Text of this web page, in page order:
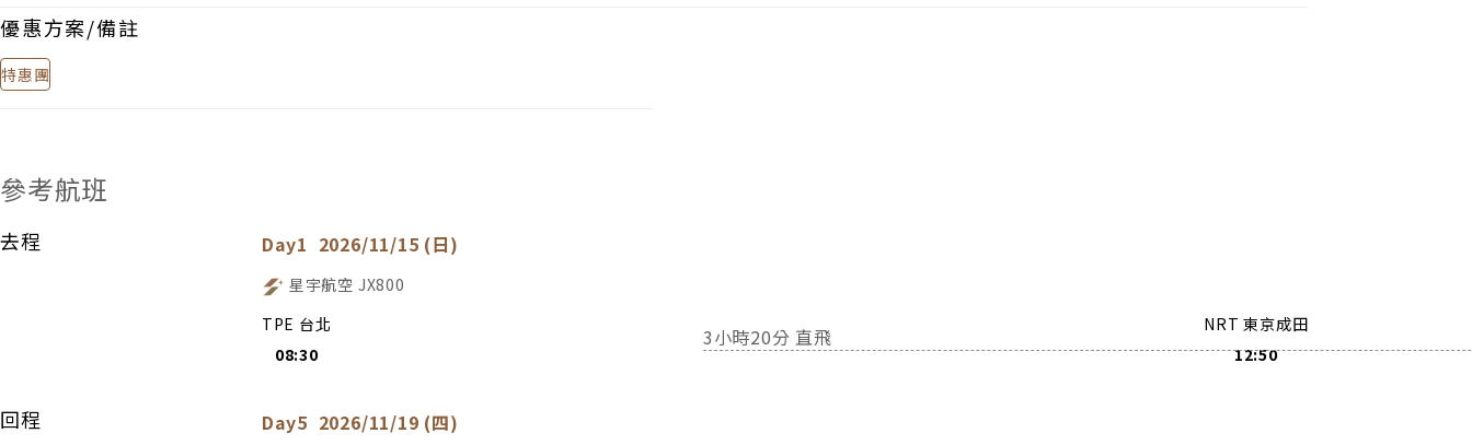
優惠方案/備註
特惠團
參考航班
去程 Day1 2026/11/15 (日)
星宇航空 JX800
TPE 台北
08:30
3小時20分 直飛
NRT 東京成田
12:50
回程 Day5 2026/11/19 (四)